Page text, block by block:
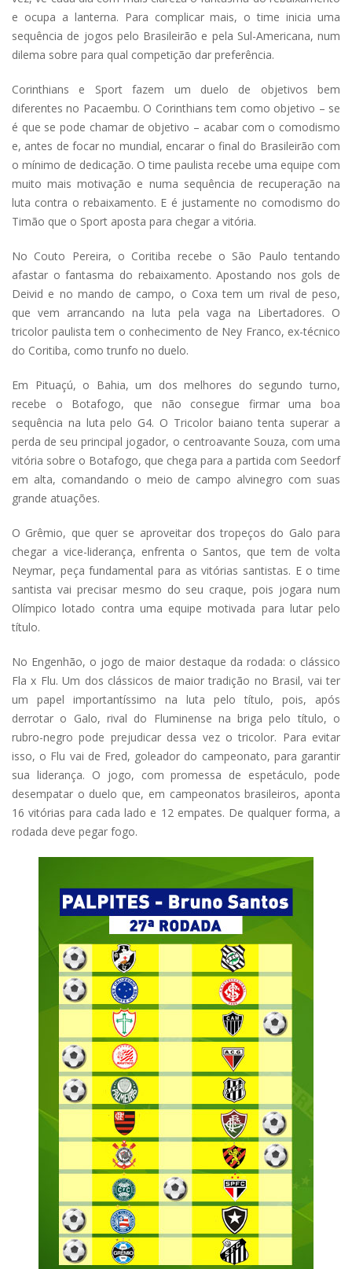
e ocupa a lanterna. Para complicar mais, o time inicia uma
sequência de jogos pelo Brasileirão e pela Sul-Americana, num
dilema sobre para qual competição dar preferência.
Corinthians e Sport fazem um duelo de objetivos bem
diferentes no Pacaembu. O Corinthians tem como objetivo – se
é que se pode chamar de objetivo – acabar com o comodismo
e, antes de focar no mundial, encarar o final do Brasileirão com
o mínimo de dedicação. O time paulista recebe uma equipe com
muito mais motivação e numa sequência de recuperação na
luta contra o rebaixamento. E é justamente no comodismo do
Timão que o Sport aposta para chegar a vitória.
No Couto Pereira, o Coritiba recebe o São Paulo tentando
afastar o fantasma do rebaixamento. Apostando nos gols de
Deivid e no mando de campo, o Coxa tem um rival de peso,
que vem arrancando na luta pela vaga na Libertadores. O
tricolor paulista tem o conhecimento de Ney Franco, ex-técnico
do Coritiba, como trunfo no duelo.
Em Pituaçú, o Bahia, um dos melhores do segundo turno,
recebe o Botafogo, que não consegue firmar uma boa
sequência na luta pelo G4. O Tricolor baiano tenta superar a
perda de seu principal jogador, o centroavante Souza, com uma
vitória sobre o Botafogo, que chega para a partida com Seedorf
em alta, comandando o meio de campo alvinegro com suas
grande atuações.
O Grêmio, que quer se aproveitar dos tropeços do Galo para
chegar a vice-liderança, enfrenta o Santos, que tem de volta
Neymar, peça fundamental para as vitórias santistas. E o time
santista vai precisar mesmo do seu craque, pois jogara num
Olímpico lotado contra uma equipe motivada para lutar pelo
título.
No Engenhão, o jogo de maior destaque da rodada: o clássico
Fla x Flu. Um dos clássicos de maior tradição no Brasil, vai ter
um papel importantíssimo na luta pelo título, pois, após
derrotar o Galo, rival do Fluminense na briga pelo título, o
rubro-negro pode prejudicar dessa vez o tricolor. Para evitar
isso, o Flu vai de Fred, goleador do campeonato, para garantir
sua liderança. O jogo, com promessa de espetáculo, pode
desempatar o duelo que, em campeonatos brasileiros, aponta
16 vitórias para cada lado e 12 empates. De qualquer forma, a
rodada deve pegar fogo.